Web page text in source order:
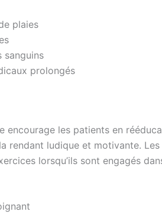
plaies
sanguins
prolongés
encourage les patients en
rendant ludique et motivante.
lorsqu’ils sont engagés